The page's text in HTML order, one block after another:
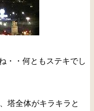
・・何ともステキでし
塔全体がキラキラと